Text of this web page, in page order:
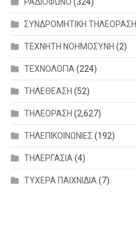
ΣΥΝΔΡΟΜΗΤΙΚΗ ΤΗΛΕΟΡΑΣΗ
ΤΕΧΝΗΤΗ ΝΟΗΜΟΣΥΝΗ (2)
ΤΕΧΝΟΛΟΓΙΑ (224)
ΤΗΛΕΘΕΑΣΗ (52)
ΤΗΛΕΟΡΑΣΗ (2,627)
ΤΗΛΕΠΙΚΟΙΝΩΝΙΕΣ (192)
ΤΗΛΕΡΓΑΣΙΑ (4)
ΤΥΧΕΡΑ ΠΑΙΧΝΙΔΙΑ (7)